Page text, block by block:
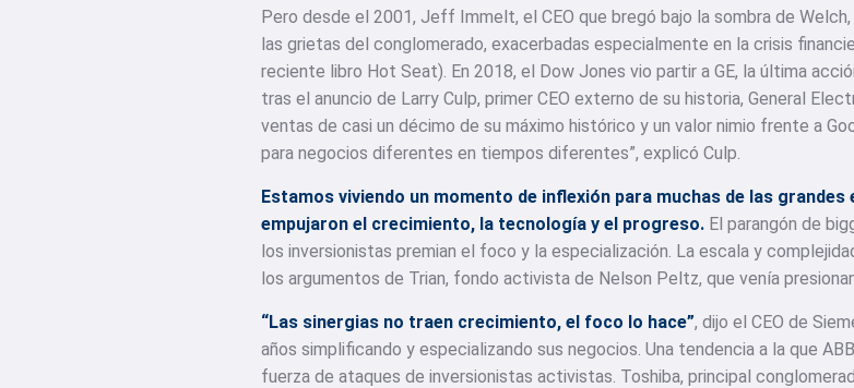
Pero desde el 2001, Jeff Immelt, el CEO que bregó bajo la sombra de
las grietas del conglomerado, exacerbadas especialmente en la crisis
reciente libro Hot Seat). En 2018, el Dow Jones vio partir a GE, la última
tras el anuncio de Larry Culp, primer CEO externo de su historia, General
ventas de casi un décimo de su máximo histórico y un valor nimio frente a
para negocios diferentes en tiempos diferentes”, explicó Culp.
Estamos viviendo un momento de inflexión para muchas de las
empujaron el crecimiento, la tecnología y el progreso. El parangón de
los inversionistas premian el foco y la especialización. La escala y
los argumentos de Trian, fondo activista de Nelson Peltz, que venía
“Las sinergias no traen crecimiento, el foco lo hace”, dijo el CEO de
años simplificando y especializando sus negocios. Una tendencia a la que
fuerza de ataques de inversionistas activistas. Toshiba, principal